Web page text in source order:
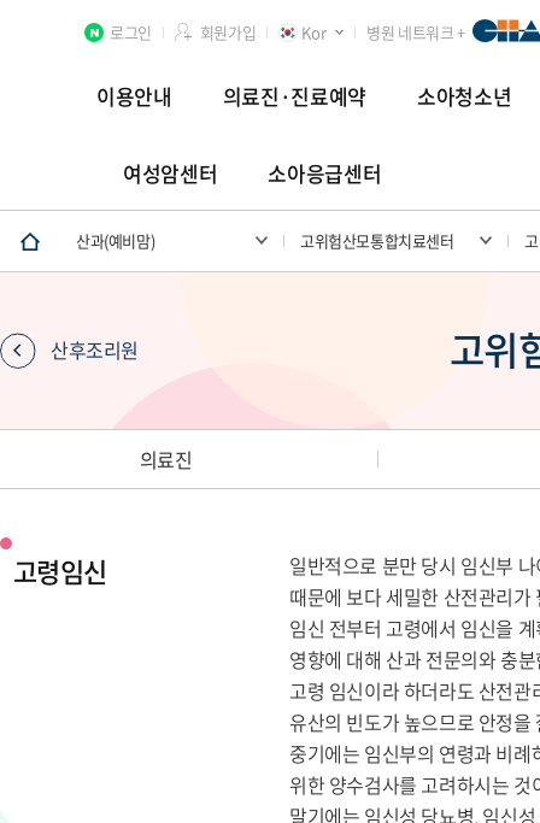
로그인 회원가입 Kor 병원 네트워크 +
이용안내 의료진·진료예약 소아청소년
여성암센터 소아응급센터
장례식장
산과(예비맘) 고위험산모통합치료센터
산후조리원 고위
의료진
고령임신
일반적으로 분만 당시 임신부
때문에 보다 세밀한 산전관리가
임신 전부터 고령에서 임신을
영향에 대해 산과 전문의와 충
고령 임신이라 하더라도 산전
유산의 빈도가 높으므로 안정
중기에는 임신부의 연령과 비
위한 양수검사를 고려하시는
말기에는 임신성 당뇨병, 임신